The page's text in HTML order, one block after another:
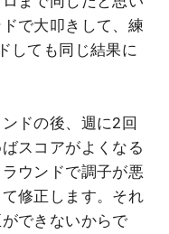
で大叩きして、練
しても同じ結果に
ドの後、週に2回
スコアがよくなる
ウンドで調子が悪
修正します。それ
できないからで